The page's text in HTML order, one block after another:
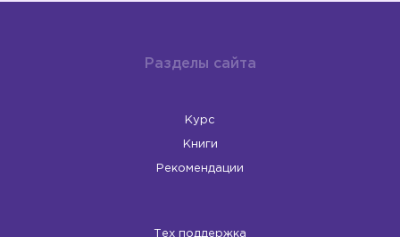
Разделы сайта
Курс
Книги
Рекомендации
Тех поддержка